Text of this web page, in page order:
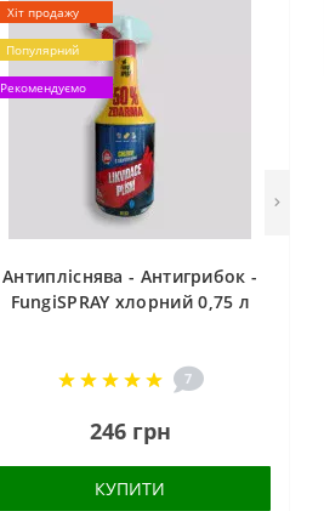
Хіт продажу
Популярний
Рекомендуємо
Антипліснява - Антигрибок -
FungiSPRAY хлорний 0,75 л
7
246 грн
КУПИТИ